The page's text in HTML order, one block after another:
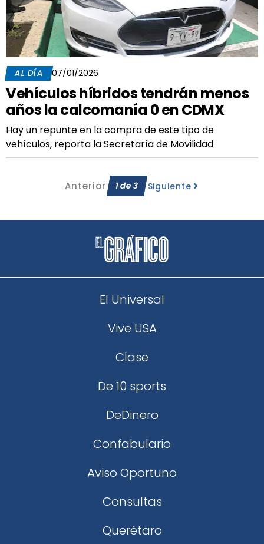
AL DÍA 07/01/2026
Vehículos híbridos tendrán menos
años la calcomanía 0 en CDMX
Hay un repunte en la compra de este tipo de
vehículos, reporta la Secretaría de Movilidad
Anterior 1de3 Siguiente
El Universal
Vive USA
Clase
De 10 sports
DeDinero
Confabulario
Aviso Oportuno
Consultas
Querétaro